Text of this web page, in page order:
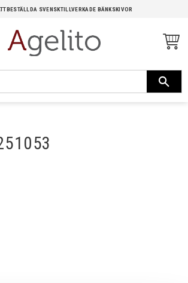
SVENSKTILLVERKADE BÄNKSKIVOR